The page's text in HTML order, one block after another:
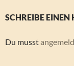
SCHREIBE
Du musst